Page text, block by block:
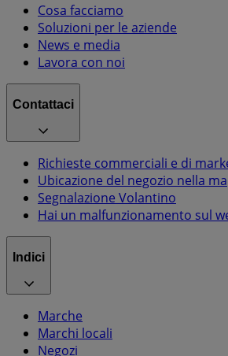
Cosa facciamo
Soluzioni per le aziende
News e media
Lavora con noi
Contattaci
Richieste commerciali e di
Ubicazione del negozio nella
Segnalazione Volantino
Hai un malfunzionamento sul
Indici
Marche
Marchi locali
Negozi